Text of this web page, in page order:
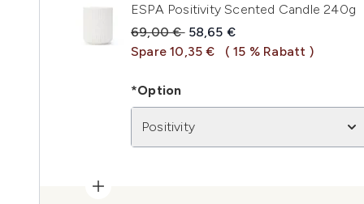
ESPA Positivity Scented Candle 240g
Unverbindliche Preisempfehlung:
69,00 € Aktueller Preis:
58,65 €
Spare 10,35 €
( 15 % Rabatt )
*Option
Positivity